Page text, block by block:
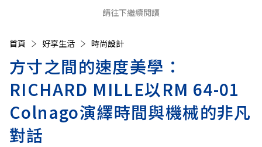
請往下繼續閱讀
首頁 好享生活 時尚設計
方寸之間的速度美學：
RICHARD MILLE以RM 64-01
Colnago演繹時間與機械的非凡
對話